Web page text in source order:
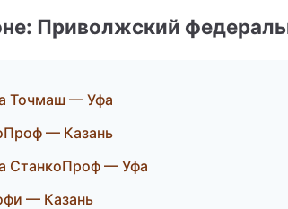
Приволжский
Точмаш — Уфа
— Казань
СтанкоПроф — Уфа
— Казань